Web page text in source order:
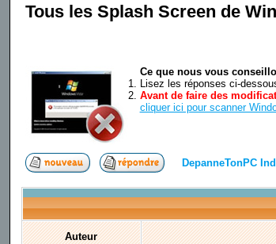
Tous les Splash Screen de
Ce que nous vous
Lisez les réponses ci-
Avant de faire des
cliquer ici pour scanner
DepanneTonPC
Auteur